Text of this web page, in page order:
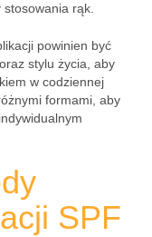
rąk.
powinien być
stylu życia, aby
w codziennej
formami, aby
SPF